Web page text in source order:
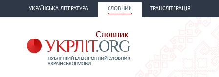
УКРАЇНСЬКА ЛІТЕРАТУРА СЛОВНИК ТРАНСЛІТЕРАЦІЯ